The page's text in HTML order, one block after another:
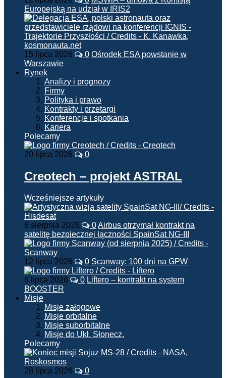
Europejską na udział w IRIS2
15 lipca 2026 0 Ośrodek ESA powstanie w
Warszawie
Rynek
Analizy i prognozy
Firmy
Polityka i prawo
Kontrakty i przetargi
Konferencje i spotkania
Kariera
Polecamy
20 lipca 2026 0
Creotech – projekt ASTRAL
Wcześniejsze artykuły
6 sierpnia 2026 0Airbus otrzymał kontrakt na
satelitę bezpiecznej łączności SpainSat NG-III
12 lipca 2026 0 Scanway: 100 dni na GPW
6 lipca 2026 0 Liftero – kontrakt na system
BOOSTER
Misje
Misje załogowe
Misje orbitalne
Misje suborbitalne
Misje do Ukł. Słonecz.
Polecamy
28 lipca 2026 0